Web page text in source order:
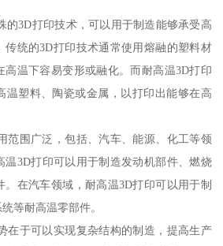
的3D打印技术，可以用于制造能够承受高
传统的3D打印技术通常使用熔融的塑料材
高温下容易变形或融化。而耐高温3D打印
温塑料、陶瓷或金属，以打印出能够在高
范围广泛，包括、汽车、能源、化工等领
温3D打印可以用于制造发动机部件、燃烧
在汽车领域，耐高温3D打印可以用于制
等耐高温零部件。
在于可以实现复杂结构的制造，提高生产